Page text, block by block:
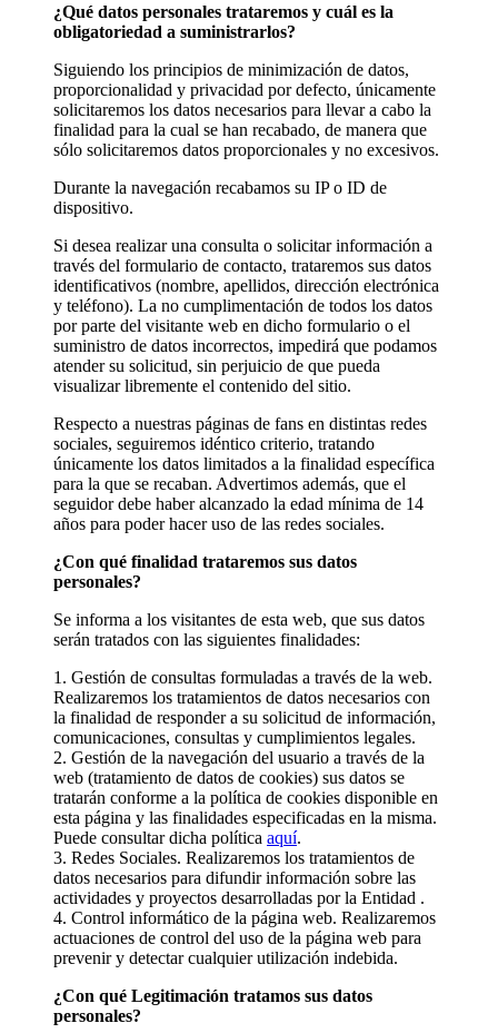
¿Qué datos personales trataremos y cuál es la
obligatoriedad a suministrarlos?
Siguiendo los principios de minimización de datos,
proporcionalidad y privacidad por defecto, únicamente
solicitaremos los datos necesarios para llevar a cabo la
finalidad para la cual se han recabado, de manera que
sólo solicitaremos datos proporcionales y no excesivos.
Durante la navegación recabamos su IP o ID de
dispositivo.
Si desea realizar una consulta o solicitar información a
través del formulario de contacto, trataremos sus datos
identificativos (nombre, apellidos, dirección electrónica
y teléfono). La no cumplimentación de todos los datos
por parte del visitante web en dicho formulario o el
suministro de datos incorrectos, impedirá que podamos
atender su solicitud, sin perjuicio de que pueda
visualizar libremente el contenido del sitio.
Respecto a nuestras páginas de fans en distintas redes
sociales, seguiremos idéntico criterio, tratando
únicamente los datos limitados a la finalidad específica
para la que se recaban. Advertimos además, que el
seguidor debe haber alcanzado la edad mínima de 14
años para poder hacer uso de las redes sociales.
¿Con qué finalidad trataremos sus datos
personales?
Se informa a los visitantes de esta web, que sus datos
serán tratados con las siguientes finalidades:
1. Gestión de consultas formuladas a través de la web.
Realizaremos los tratamientos de datos necesarios con
la finalidad de responder a su solicitud de información,
comunicaciones, consultas y cumplimientos legales.
2. Gestión de la navegación del usuario a través de la
web (tratamiento de datos de cookies) sus datos se
tratarán conforme a la política de cookies disponible en
esta página y las finalidades especificadas en la misma.
Puede consultar dicha política aquí.
3. Redes Sociales. Realizaremos los tratamientos de
datos necesarios para difundir información sobre las
actividades y proyectos desarrolladas por la Entidad .
4. Control informático de la página web. Realizaremos
actuaciones de control del uso de la página web para
prevenir y detectar cualquier utilización indebida.
¿Con qué Legitimación tratamos sus datos
personales?